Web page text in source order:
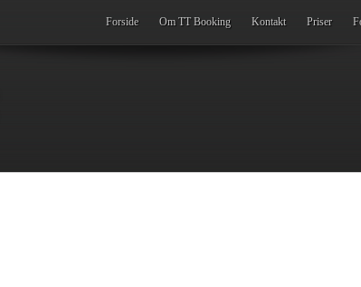
Forside Om TT Booking Kontakt Priser